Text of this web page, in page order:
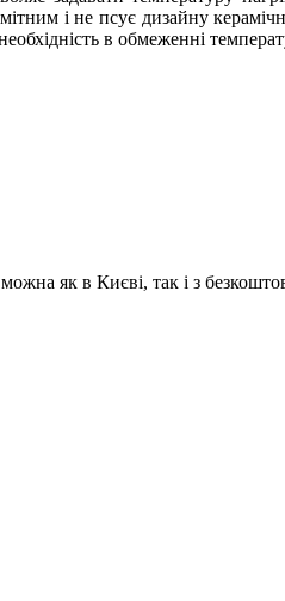
і не псує дизайну
в обмеженні
як в Києві, так і з